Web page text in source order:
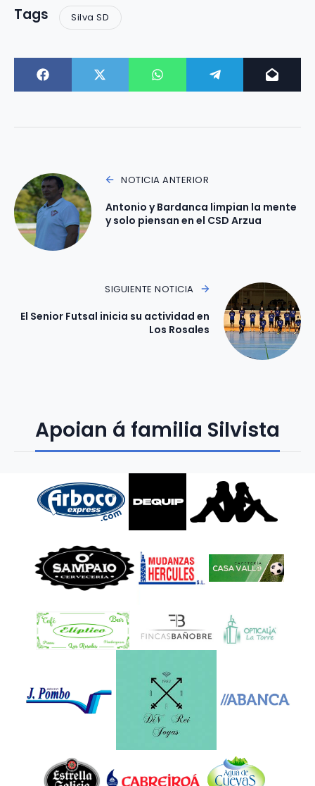
Tags Silva SD
NOTICIA ANTERIOR
Antonio y Bardanca limpian la mente
y solo piensan en el CSD Arzua
SIGUIENTE NOTICIA
El Senior Futsal inicia su actividad en
Los Rosales
Apoian á familia Silvista